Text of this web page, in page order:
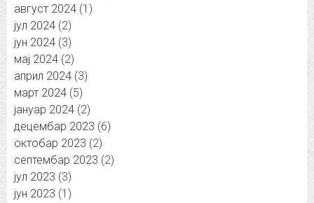
август 2024 (1)
јул 2024 (2)
јун 2024 (3)
мај 2024 (2)
април 2024 (3)
март 2024 (5)
јануар 2024 (2)
децембар 2023 (6)
октобар 2023 (2)
септембар 2023 (2)
јул 2023 (3)
јун 2023 (1)